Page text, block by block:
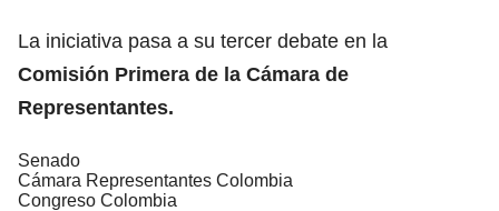
La iniciativa pasa a su tercer debate en la
Comisión Primera de la Cámara de
Representantes.
Senado
Cámara Representantes Colombia
Congreso Colombia